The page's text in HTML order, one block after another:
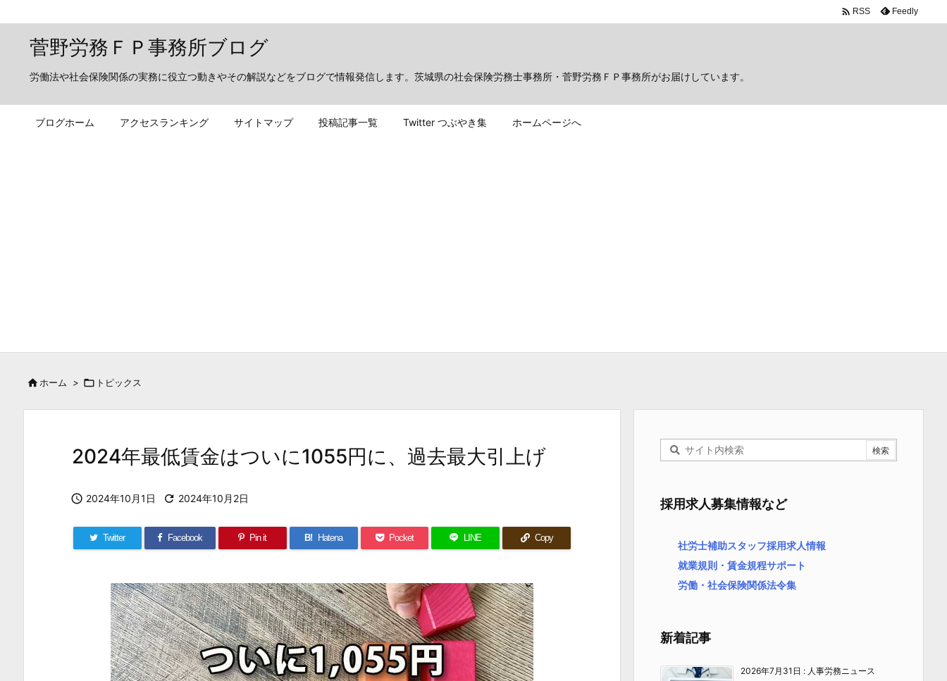
菅野労務ＦＰ事務所ブログ
労働法や社会保険関係の実務に役立つ動きやその解説などをブログで情報発信します。茨城県の社会保険労務士事務所・菅野労務ＦＰ事務所がお届けしています。
ブログホーム アクセスランキング サイトマップ 投稿記事一覧 Twitter つぶやき集 ホームページへ
 RSS Feedly
 ホーム >  トピックス
2024年最低賃金はついに1055円に、過去最大引上げ
 2024年10月1日  2024年10月2日
Twitter Facebook Pin it B! Hatena Pocket LINE Copy
採用求人募集情報など
社労士補助スタッフ採用求人情報
就業規則・賃金規程サポート
労働・社会保険関係法令集
新着記事
2026年7月31日 : 人事労務ニュース